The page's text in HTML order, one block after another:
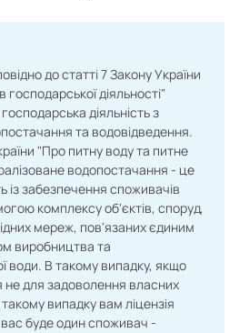
до статті 7 Закону України
діяльності"
діяльність з
та водовідведення.
"Про питну воду та питне
водопостачання - це
із забезпечення споживачів
комплексу об'єктів, споруд,
мереж, пов'язаних єдиним
виробництва та
води. В такому випадку, якщо
не для задоволення власних
випадку вам ліцензія
вас буде один споживач -